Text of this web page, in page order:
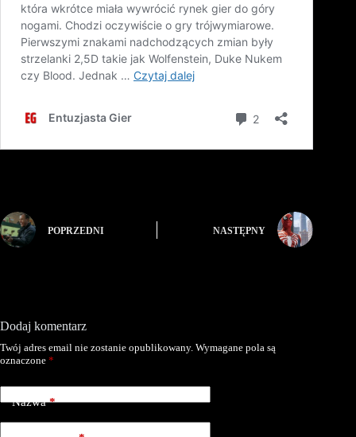
POPRZEDNI NASTĘPNY
Dodaj komentarz
Twój adres email nie zostanie opublikowany. Wymagane pola są
oznaczone *
Nazwa*